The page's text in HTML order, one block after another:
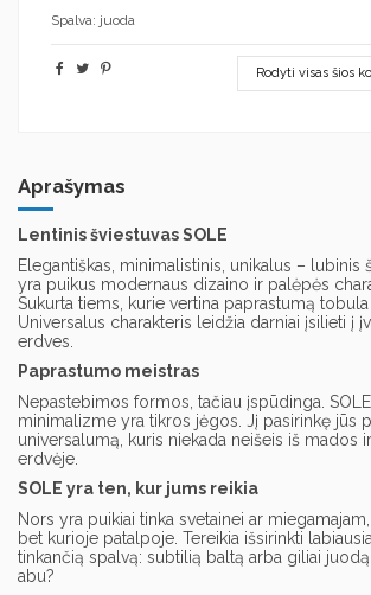
Spalva: juoda
Rodyti visas šios
Aprašymas
Lentinis šviestuvas SOLE
Elegantiškas, minimalistinis, unikalus – lubinis
yra puikus modernaus dizaino ir palėpės
Sukurta tiems, kurie vertina paprastumą tobula
Universalus charakteris leidžia darniai įsilieti į
erdves.
Paprastumo meistras
Nepastebimos formos, tačiau įspūdinga.
minimalizme yra tikros jėgos. Jį pasirinkę jūs
universalumą, kuris niekada neišeis iš mados
erdvėje.
SOLE yra ten, kur jums reikia
Nors yra puikiai tinka svetainei ar
bet kurioje patalpoje. Tereikia išsirinkti
tinkančią spalvą: subtilią baltą arba giliai
abu?